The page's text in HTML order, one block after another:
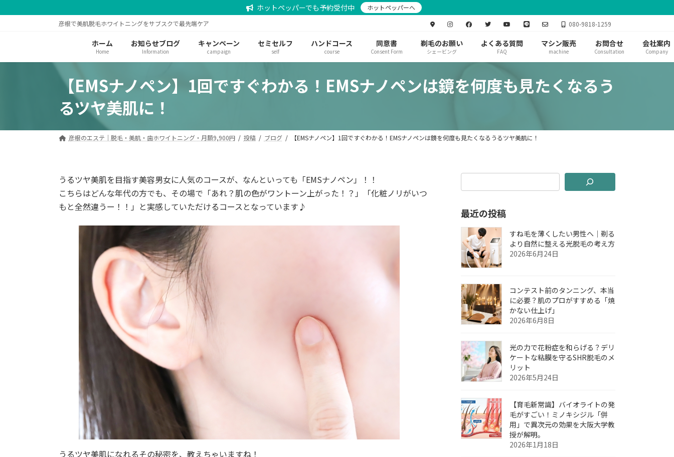
ン
へ
ビ
ョ
ホットペッパーでも予約受付中
ホットペッパーへ
彦根で美肌脱毛ホワイトニングをサブスクで最先端ケア
080-9818-1259
ホーム
Home
お知らせブログ
Information
キャンペーン
campaign
セミセルフ
self
ハンドコース
course
同意書
Consent Form
剃毛のお願い
シェービング
よくある質問
FAQ
マシン販売
machine
お問合せ
Consultation
会社案内
Company
【EMSナノペン】1回ですぐわかる！EMSナノペンは鏡を何度も見たくなるう
るツヤ美肌に！
彦根のエステ｜脱毛・美肌・歯ホワイトニング・月額9,900円 投稿 ブログ 【EMSナノペン】1回ですぐわかる！EMSナノペンは鏡を何度も見たくなるうるツヤ美肌に！
うるツヤ美肌を目指す美容男女に人気のコースが、なんといっても「EMSナノペン」！！
こちらはどんな年代の方でも、その場で「あれ？肌の色がワントーン上がった！？」「化粧ノリがいつ
もと全然違うー！！」と実感していただけるコースとなっています♪
うるツヤ美肌になれるその秘密を、教えちゃいますね！
最近の投稿
すね毛を薄くしたい男性へ｜剃る
より自然に整える光脱毛の考え方
2026年6月24日
コンテスト前のタンニング、本当
に必要？肌のプロがすすめる「焼
かない仕上げ」
2026年6月8日
光の力で花粉症を和らげる？デリ
ケートな粘膜を守るSHR脱毛のメ
リット
2026年5月24日
【育毛新常識】バイオライトの発
毛がすごい！ミノキシジル「併
用」で異次元の効果を大阪大学教
授が解明。
2026年1月18日